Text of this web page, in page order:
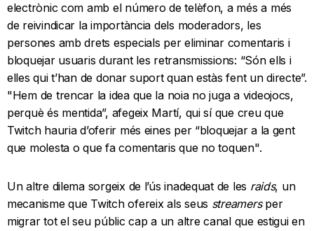
electrònic com amb el número de telèfon, a més a més
de reivindicar la importància dels moderadors, les
persones amb drets especials per eliminar comentaris i
bloquejar usuaris durant les retransmissions: “Són ells i
elles qui t’han de donar suport quan estàs fent un directe”.
"Hem de trencar la idea que la noia no juga a videojocs,
perquè és mentida”, afegeix Martí, qui sí que creu que
Twitch hauria d’oferir més eines per “bloquejar a la gent
que molesta o que fa comentaris que no toquen".
Un altre dilema sorgeix de l’ús inadequat de les raids, un
mecanisme que Twitch ofereix als seus streamersper
migrar tot el seu públic cap a un altre canal que estigui en